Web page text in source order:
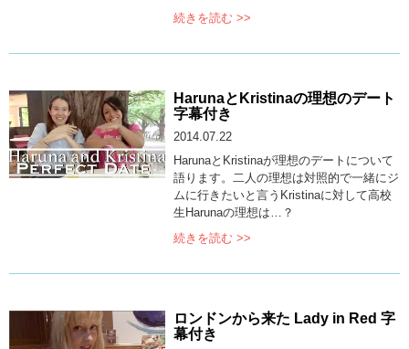
続きを読む >>
HarunaとKristinaの理想のデート
字幕付き
2014.07.22
HarunaとKristinaが理想のデートについて
語ります。二人の理想は対照的で一緒にジ
ムに行きたいと言うKristinaに対して高校
生Harunaの理想は…？
続きを読む >>
ロンドンから来た Lady in Red 字
幕付き